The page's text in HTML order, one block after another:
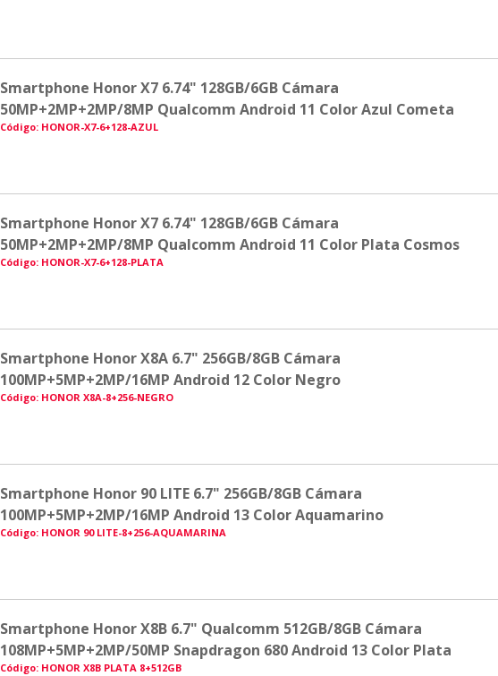
Smartphone Honor X7 6.74" 128GB/6GB Cámara
50MP+2MP+2MP/8MP Qualcomm Android 11 Color Azul Cometa
Código: HONOR-X7-6+128-AZUL
Smartphone Honor X7 6.74" 128GB/6GB Cámara
50MP+2MP+2MP/8MP Qualcomm Android 11 Color Plata Cosmos
Código: HONOR-X7-6+128-PLATA
Smartphone Honor X8A 6.7" 256GB/8GB Cámara
100MP+5MP+2MP/16MP Android 12 Color Negro
Código: HONOR X8A-8+256-NEGRO
Smartphone Honor 90 LITE 6.7" 256GB/8GB Cámara
100MP+5MP+2MP/16MP Android 13 Color Aquamarino
Código: HONOR 90 LITE-8+256-AQUAMARINA
Smartphone Honor X8B 6.7" Qualcomm 512GB/8GB Cámara
108MP+5MP+2MP/50MP Snapdragon 680 Android 13 Color Plata
Código: HONOR X8B PLATA 8+512GB